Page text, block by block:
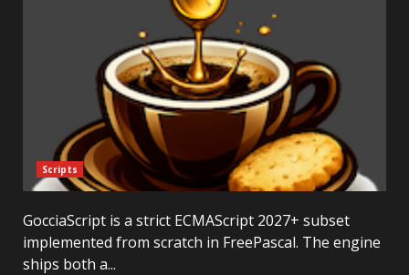
Scripts
GocciaScript is a strict ECMAScript 2027+ subset
implemented from scratch in FreePascal. The engine
ships both a...